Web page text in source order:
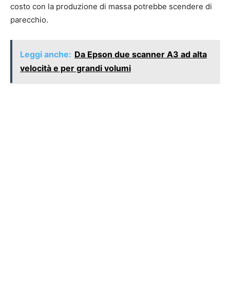
costo con la produzione di massa potrebbe scendere di
parecchio.
Leggi anche: Da Epson due scanner A3 ad alta
velocità e per grandi volumi